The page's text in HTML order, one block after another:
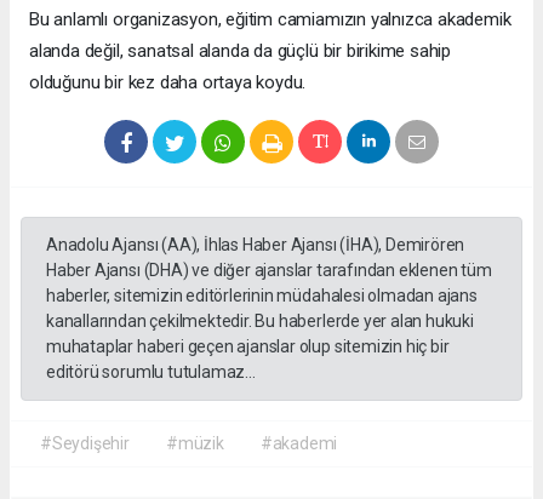
Bu anlamlı organizasyon, eğitim camiamızın yalnızca akademik
alanda değil, sanatsal alanda da güçlü bir birikime sahip
olduğunu bir kez daha ortaya koydu.
Anadolu Ajansı (AA), İhlas Haber Ajansı (İHA), Demirören
Haber Ajansı (DHA) ve diğer ajanslar tarafından eklenen tüm
haberler, sitemizin editörlerinin müdahalesi olmadan ajans
kanallarından çekilmektedir. Bu haberlerde yer alan hukuki
muhataplar haberi geçen ajanslar olup sitemizin hiç bir
editörü sorumlu tutulamaz...
#Seydişehir #müzik #akademi